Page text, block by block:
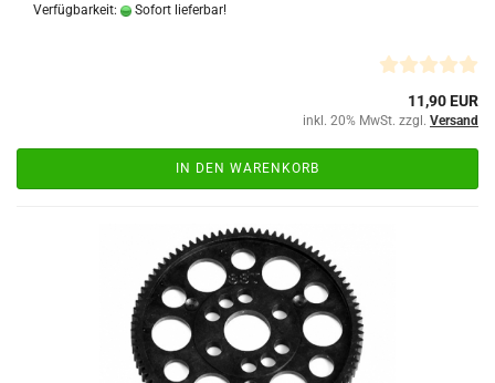
Verfügbarkeit:
Sofort lieferbar!
11,90 EUR
inkl. 20% MwSt. zzgl. Versand
IN DEN WARENKORB